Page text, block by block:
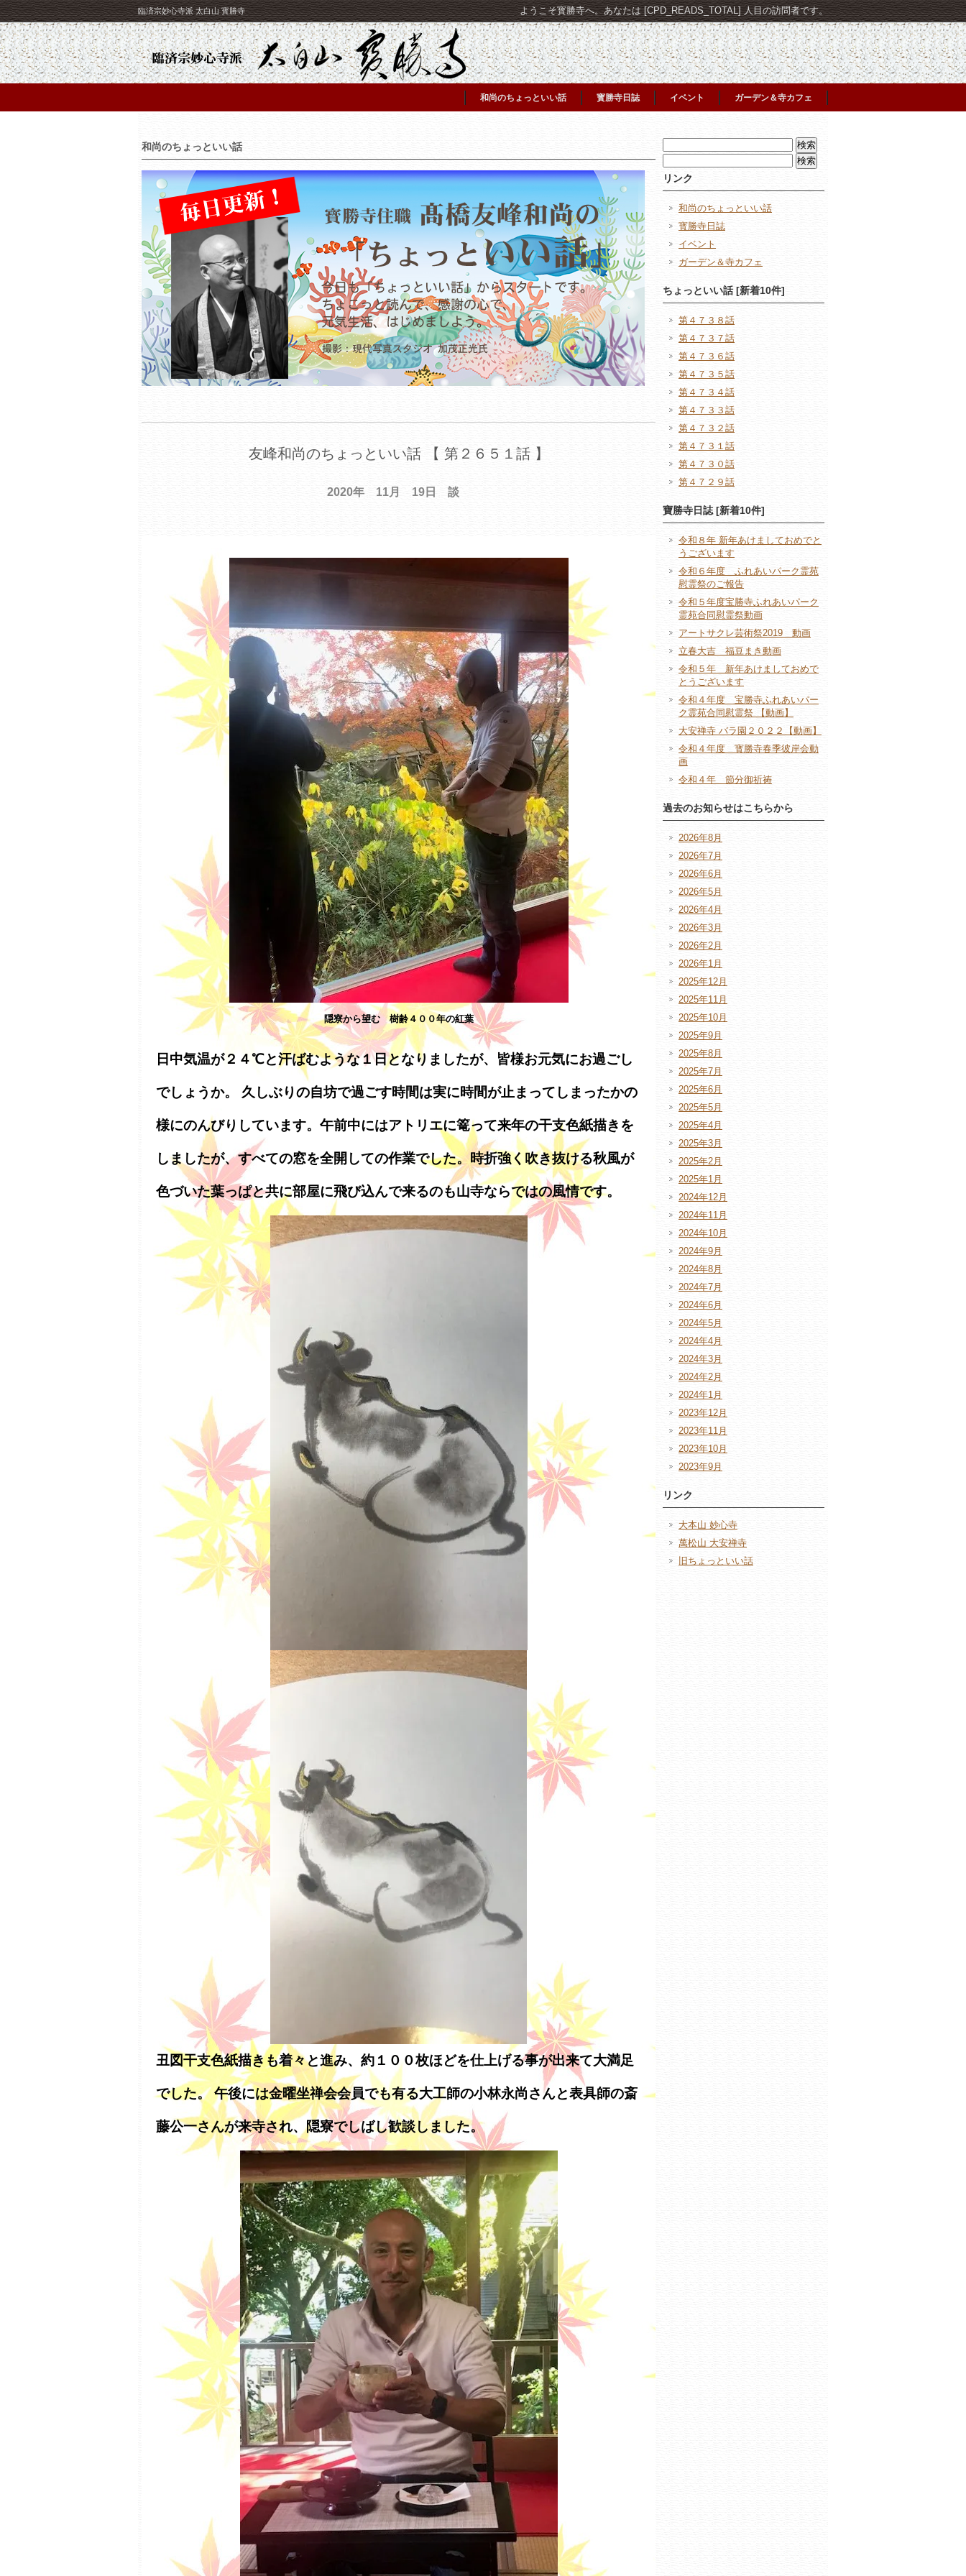
臨済宗妙心寺派 太白山 寳勝寺 ようこそ寳勝寺へ。あなたは [CPD_READS_TOTAL] 人目の訪問者です。
和尚のちょっといい話 寳勝寺日誌 イベント ガーデン＆寺カフェ
和尚のちょっといい話
友峰和尚のちょっといい話 【 第２６５１話 】
2020年 11月 19日 談
隠寮から望む 樹齢４００年の紅葉
日中気温が２４℃と汗ばむような１日となりましたが、皆様お元気にお過ごし
でしょうか。 久しぶりの自坊で過ごす時間は実に時間が止まってしまったかの
様にのんびりしています。午前中にはアトリエに篭って来年の干支色紙描きを
しましたが、すべての窓を全開しての作業でした。時折強く吹き抜ける秋風が
色づいた葉っぱと共に部屋に飛び込んで来るのも山寺ならではの風情です。
丑図干支色紙描きも着々と進み、約１００枚ほどを仕上げる事が出来て大満足
でした。 午後には金曜坐禅会会員でも有る大工師の小林永尚さんと表具師の斎
藤公一さんが来寺され、隠寮でしばし歓談しました。
索:
索:
リンク
和尚のちょっといい話
寳勝寺日誌
イベント
ガーデン＆寺カフェ
ちょっといい話 [新着10件]
第４７３８話
第４７３７話
第４７３６話
第４７３５話
第４７３４話
第４７３３話
第４７３２話
第４７３１話
第４７３０話
第４７２９話
寶勝寺日誌 [新着10件]
令和８年 新年あけましておめでと
うございます
令和６年度 ふれあいパーク霊苑
慰霊祭のご報告
令和５年度宝勝寺ふれあいパーク
霊苑合同慰霊祭動画
アートサクレ芸術祭2019 動画
立春大吉 福豆まき動画
令和５年 新年あけましておめで
とうございます
令和４年度 宝勝寺ふれあいパー
ク霊苑合同慰霊祭 【動画】
大安禅寺 バラ園２０２２【動画】
令和４年度 寳勝寺春季彼岸会動
画
令和４年 節分御祈祷
過去のお知らせはこちらから
2026年8月
2026年7月
2026年6月
2026年5月
2026年4月
2026年3月
2026年2月
2026年1月
2025年12月
2025年11月
2025年10月
2025年9月
2025年8月
2025年7月
2025年6月
2025年5月
2025年4月
2025年3月
2025年2月
2025年1月
2024年12月
2024年11月
2024年10月
2024年9月
2024年8月
2024年7月
2024年6月
2024年5月
2024年4月
2024年3月
2024年2月
2024年1月
2023年12月
2023年11月
2023年10月
2023年9月
リンク
大本山 妙心寺
萬松山 大安禅寺
旧ちょっといい話